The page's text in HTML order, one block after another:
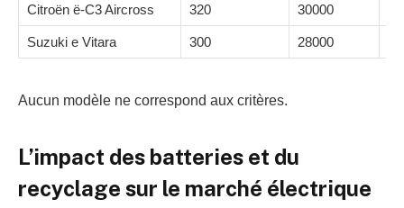
Citroën ë-C3 Aircross 320 30000
Suzuki e Vitara 300 28000
Aucun modèle ne correspond aux critères.
L’impact des batteries et du
recyclage sur le marché électrique